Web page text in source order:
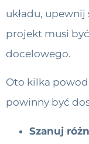
układu, upewnij
projekt musi
docelowego.
Oto kilka
powinny być
Szanuj